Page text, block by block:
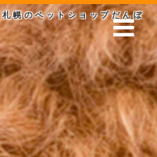
のペットショップだんぼ